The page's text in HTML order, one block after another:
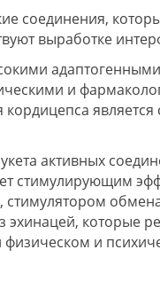
соединения,
выработке
и
активных
стимулирующим
эхинацей, которые
и